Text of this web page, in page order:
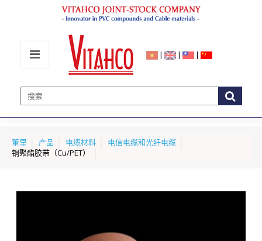
| | |
董里 产品 电缆材料
电信电缆和光纤电缆
铜聚酯胶带（Cu/PET）